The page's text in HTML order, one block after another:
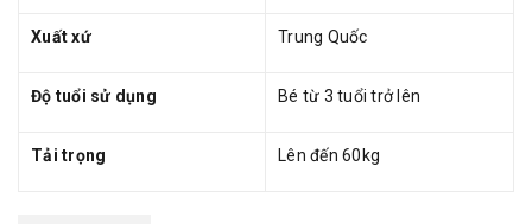
Xuất xứ Trung Quốc
Độ tuổi sử dụng Bé từ 3 tuổi trở lên
Tải trọng Lên đến 60kg